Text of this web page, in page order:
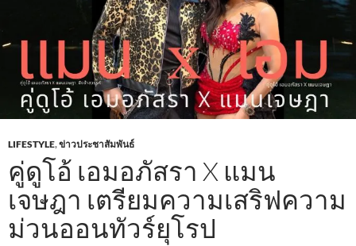
LIFESTYLE,ข่าวประชาสัมพันธ์
คู่ดูโอ้ เอมอภัสรา ​X แมน
เจษฎา เตรียมความเสริฟความ
ม่วนออนทัวร์ยุโรป